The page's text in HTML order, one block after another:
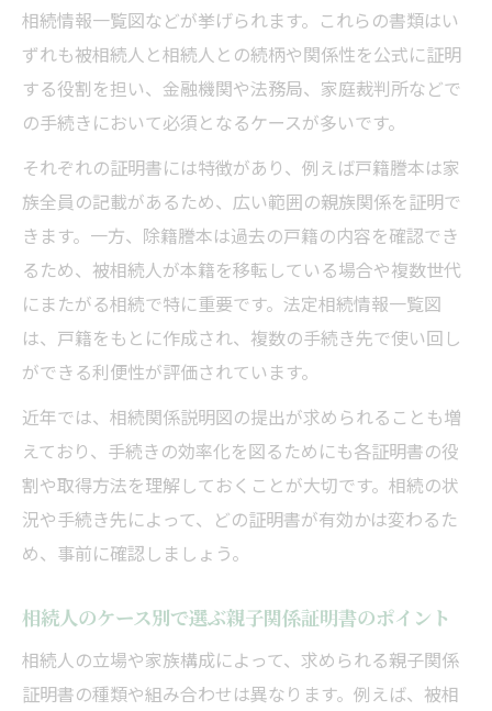
相続情報一覧図などが挙げられます。これらの書類はい
ずれも被相続人と相続人との続柄や関係性を公式に証明
する役割を担い、金融機関や法務局、家庭裁判所などで
の手続きにおいて必須となるケースが多いです。
それぞれの証明書には特徴があり、例えば戸籍謄本は家
族全員の記載があるため、広い範囲の親族関係を証明で
きます。一方、除籍謄本は過去の戸籍の内容を確認でき
るため、被相続人が本籍を移転している場合や複数世代
にまたがる相続で特に重要です。法定相続情報一覧図
は、戸籍をもとに作成され、複数の手続き先で使い回し
ができる利便性が評価されています。
近年では、相続関係説明図の提出が求められることも増
えており、手続きの効率化を図るためにも各証明書の役
割や取得方法を理解しておくことが大切です。相続の状
況や手続き先によって、どの証明書が有効かは変わるた
め、事前に確認しましょう。
相続人のケース別で選ぶ親子関係証明書のポイント
相続人の立場や家族構成によって、求められる親子関係
証明書の種類や組み合わせは異なります。例えば、被相